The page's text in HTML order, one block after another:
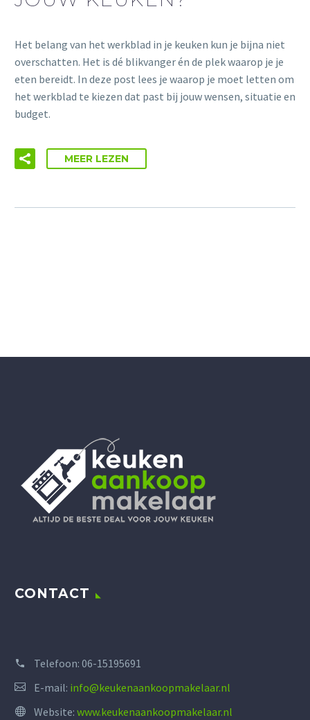
Het belang van het werkblad in je keuken kun je bijna niet
overschatten. Het is dé blikvanger én de plek waarop je je
eten bereidt. In deze post lees je waarop je moet letten om
het werkblad te kiezen dat past bij jouw wensen, situatie en
budget.
MEER LEZEN
CONTACT
Telefoon: 06-15195691
E-mail: info@keukenaankoopmakelaar.nl
Website: www.keukenaankoopmakelaar.nl